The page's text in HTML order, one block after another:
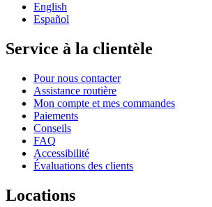
English
Español
Service à la clientèle
Pour nous contacter
Assistance routière
Mon compte et mes commandes
Paiements
Conseils
FAQ
Accessibilité
Évaluations des clients
Locations